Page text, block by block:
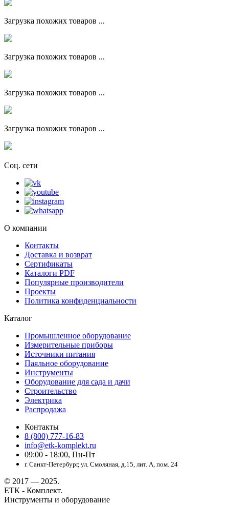
Загрузка похожих товаров ...
Загрузка похожих товаров ...
Загрузка похожих товаров ...
Загрузка похожих товаров ...
Соц. сети
О компании
Контакты
Доставка и возврат
Сертификаты
Каталоги PDF
Популярные производители
Проекты
Политика конфиденциальности
Каталог
Промышленное оборудование
Измерительные приборы
Источники питания
Паяльное оборудование
Инструменты
Оборудование для сада и дачи
Строительство
Электрика
Распродажа
Контакты
8 (800) 777-16-83
info@etk-komplekt.ru
09:00 - 18:00, Пн-Пт
г. Санкт-Петербург, ул. Смоляная, д.15, лит. А, пом. 24
© 2017 — 2025.
ЕТК - Комплект.
Инструменты и оборудование